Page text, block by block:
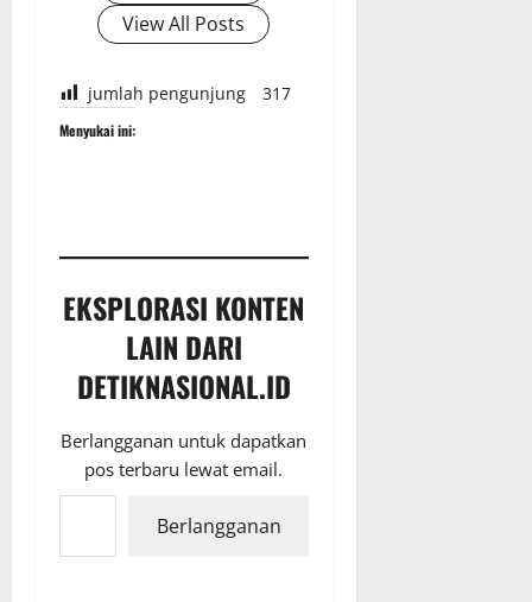
View All Posts
jumlah pengunjung 317
Menyukai ini:
EKSPLORASI KONTEN
LAIN DARI
DETIKNASIONAL.ID
Berlangganan untuk dapatkan
pos terbaru lewat email.
Ketikkan email Anda...
Berlangganan